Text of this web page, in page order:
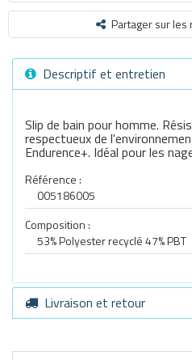
Partager sur les
Descriptif et entretien
Slip de bain pour homme.
respectueux de
Endurence+. Idéal pour les
Référence :
005186005
Composition :
53% Polyester recyclé 47% PBT
Livraison et retour